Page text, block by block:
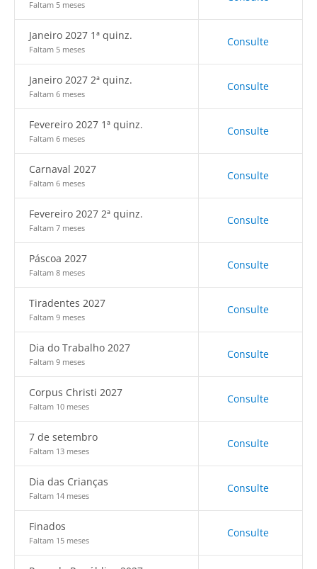
Faltam 5 meses
Janeiro 2027 1ª quinz.
Faltam 5 meses
Consulte
Janeiro 2027 2ª quinz.
Faltam 6 meses
Consulte
Fevereiro 2027 1ª quinz.
Faltam 6 meses
Consulte
Carnaval 2027
Faltam 6 meses
Consulte
Fevereiro 2027 2ª quinz.
Faltam 7 meses
Consulte
Páscoa 2027
Faltam 8 meses
Consulte
Tiradentes 2027
Faltam 9 meses
Consulte
Dia do Trabalho 2027
Faltam 9 meses
Consulte
Corpus Christi 2027
Faltam 10 meses
Consulte
7 de setembro
Faltam 13 meses
Consulte
Dia das Crianças
Faltam 14 meses
Consulte
Finados
Faltam 15 meses
Consulte